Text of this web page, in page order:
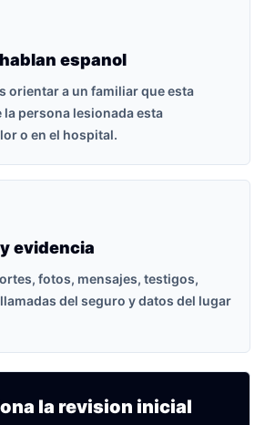
espanol
orientar a un familiar que esta
persona lesionada esta
o en el hospital.
evidencia
fotos, mensajes, testigos,
del seguro y datos del lugar
la revision inicial